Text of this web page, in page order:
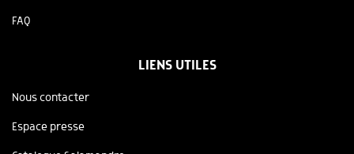
FAQ
LIENS UTILES
Nous contacter
Espace presse